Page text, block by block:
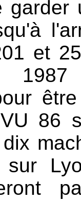
garder
et
VU 86
sur